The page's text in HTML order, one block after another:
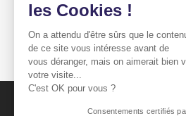
les Cookies !
On a attendu d'être sûrs que le
de ce site vous intéresse avant de
vous déranger, mais on aimerait bien
votre visite...
C'est OK pour vous ?
Consentements certifiés